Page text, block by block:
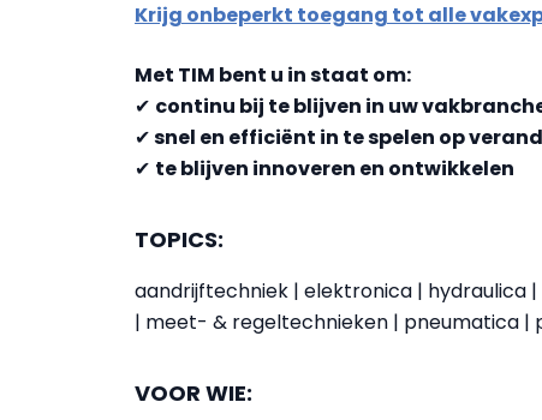
Krijg onbeperkt toegang tot alle
Met TIM bent u in staat om:
✔ continu bij te blijven in uw
✔snel en efficiënt in te spelen op
✔ te blijven innoveren en ontwikkelen
TOPICS:
aandrijftechniek | elektronica | hydraulica
| meet- & regeltechnieken | pneumatica |
VOOR WIE: